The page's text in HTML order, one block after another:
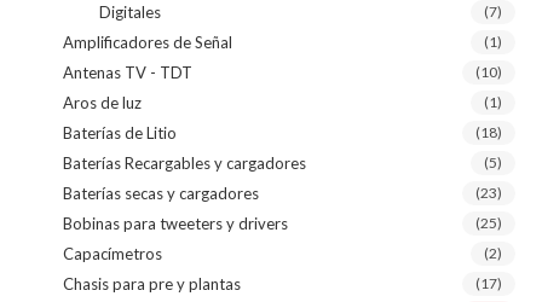
Digitales (7)
Amplificadores de Señal (1)
Antenas TV - TDT (10)
Aros de luz (1)
Baterías de Litio (18)
Baterías Recargables y cargadores (5)
Baterías secas y cargadores (23)
Bobinas para tweeters y drivers (25)
Capacímetros (2)
Chasis para pre y plantas (17)